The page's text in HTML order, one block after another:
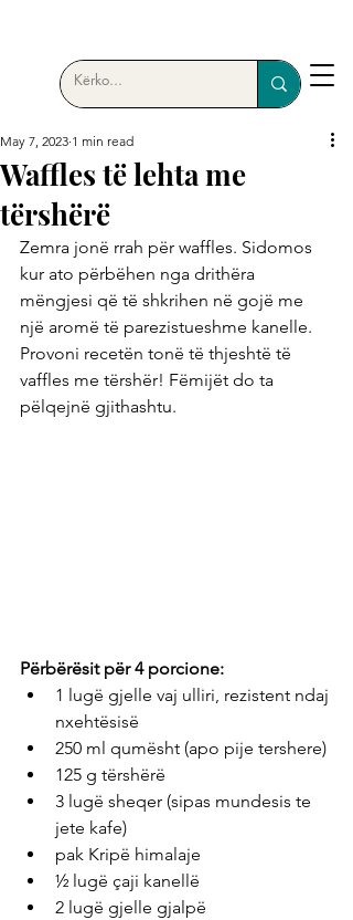
Waffles të lehta me
tërshërë
May 7, 2023 1 min read
Zemra jonë rrah për waffles. Sidomos
kur ato përbëhen nga drithëra
mëngjesi që të shkrihen në gojë me
një aromë të parezistueshme kanelle.
Provoni recetën tonë të thjeshtë të
vaffles me tërshër! Fëmijët do ta
pëlqejnë gjithashtu.
Përbërësit për 4 porcione:
1 lugë gjelle vaj ulliri, rezistent ndaj
nxehtësisë
250 ml qumësht (apo pije tershere)
125 g tërshërë
3 lugë sheqer (sipas mundesis te
jete kafe)
pak Kripë himalaje
½ lugë çaji kanellë
2 lugë gjelle gjalpë